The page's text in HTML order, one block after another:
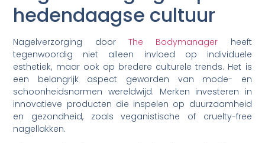
hedendaagse cultuur
Nagelverzorging door The Bodymanager heeft
tegenwoordig niet alleen invloed op individuele
esthetiek, maar ook op bredere culturele trends. Het is
een belangrijk aspect geworden van mode- en
schoonheidsnormen wereldwijd. Merken investeren in
innovatieve producten die inspelen op duurzaamheid
en gezondheid, zoals veganistische of cruelty-free
nagellakken.